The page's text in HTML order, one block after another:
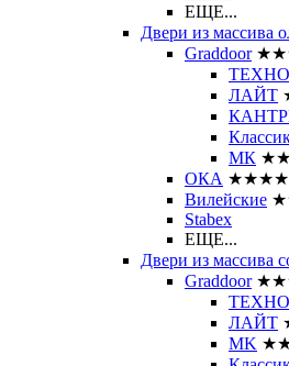
ЕЩЕ...
Двери из массива
Graddoor
ТЕХНО
ЛАЙТ
МК
ОКА ★★★★
Вилейские
Stabex
ЕЩЕ...
Двери из массива
Graddoor
ТЕХНО
ЛАЙТ
MK